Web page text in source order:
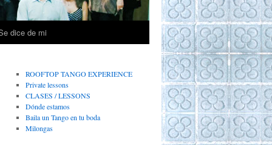
dice de mi
ROOFTOP TANGO EXPERIENCE
Private lessons
CLASES / LESSONS
Dónde estamos
Baila un Tango en tu boda
Milongas